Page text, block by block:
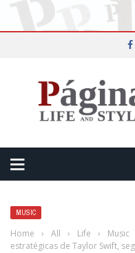
MUSIC
Home › All › Life › Music
estratégicas de Taylor Swift,